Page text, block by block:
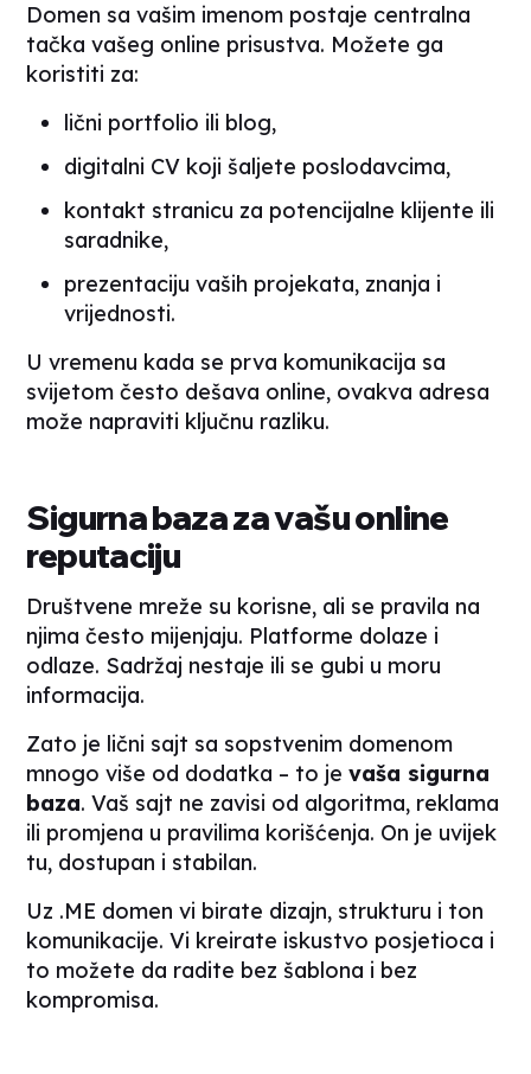
Domen sa vašim imenom postaje centralna
tačka vašeg online prisustva. Možete ga
koristiti za:
lični portfolio ili blog,
digitalni CV koji šaljete poslodavcima,
kontakt stranicu za potencijalne klijente ili
saradnike,
prezentaciju vaših projekata, znanja i
vrijednosti.
U vremenu kada se prva komunikacija sa
svijetom često dešava online, ovakva adresa
može napraviti ključnu razliku.
Sigurna baza za vašuonline
reputaciju
Društvene mreže su korisne, ali se pravila na
njima često mijenjaju. Platforme dolaze i
odlaze. Sadržaj nestaje ili se gubi u moru
informacija.
Zato je lični sajt sa sopstvenim domenom
mnogo više od dodatka – to jevaša sigurna
baza. Vaš sajt ne zavisi od algoritma, reklama
ili promjena u pravilima korišćenja. On je uvijek
tu, dostupan i stabilan.
Uz .ME domen vi birate dizajn, strukturu i ton
komunikacije. Vi kreirate iskustvo posjetioca i
to možete da radite bez šablona i bez
kompromisa.